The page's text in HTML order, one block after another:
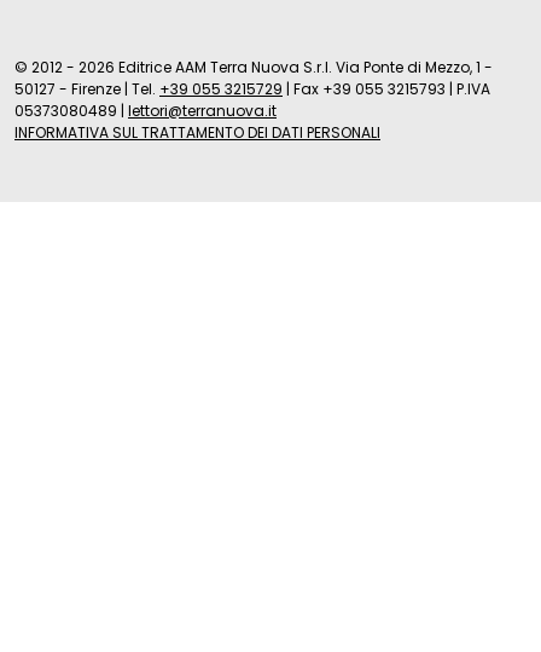
© 2012 - 2026 Editrice AAM Terra Nuova S.r.l. Via Ponte di Mezzo, 1 -
50127 - Firenze | Tel. +39 055 3215729 | Fax +39 055 3215793 | P.IVA
05373080489 | lettori@terranuova.it
INFORMATIVA SUL TRATTAMENTO DEI DATI PERSONALI